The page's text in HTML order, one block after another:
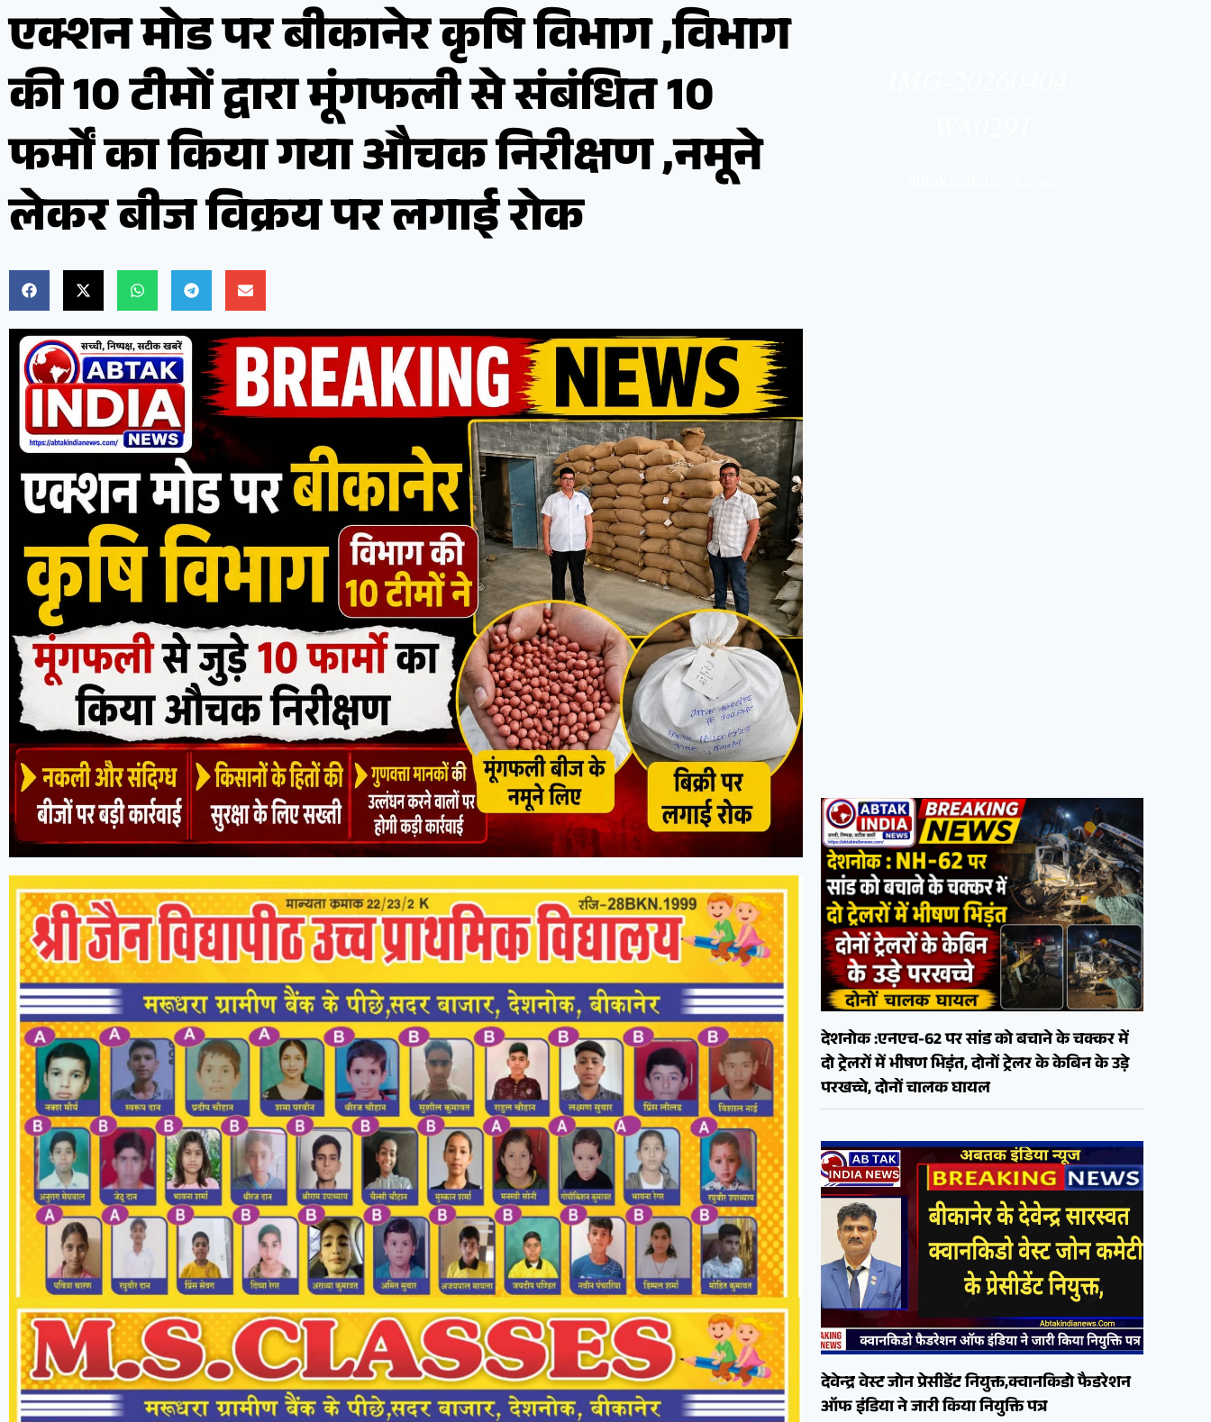
एक्शन मोड पर बीकानेर कृषि विभाग ,विभाग
की 10 टीमों द्वारा मूंगफली से संबंधित 10
फर्मों का किया गया औचक निरीक्षण ,नमूने
लेकर बीज विक्रय पर लगाई रोक
देशनोक :एनएच-62 पर सांड को बचाने के चक्कर में
दो ट्रेलरों में भीषण भिड़ंत, दोनों ट्रेलर के केबिन के उड़े
परखच्चे, दोनों चालक घायल
देवेन्द्र वेस्ट जोन प्रेसीडेंट नियुक्त,क्वानकिडो फैडरेशन
ऑफ इंडिया ने जारी किया नियुक्ति पत्र